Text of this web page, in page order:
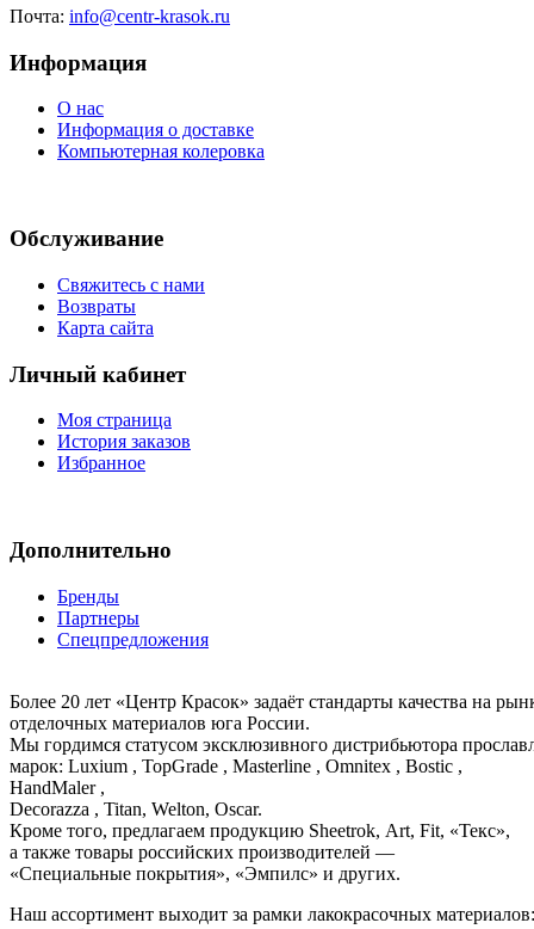
Почта: info@centr-krasok.ru
Информация
О нас
Информация о доставке
Компьютерная колеровка
Обслуживание
Свяжитесь с нами
Возвраты
Карта сайта
Личный кабинет
Моя страница
История заказов
Избранное
Дополнительно
Бренды
Партнеры
Спецпредложения
Более 20 лет «Центр Красок» задаёт стандарты качества на
отделочных материалов юга России.
Мы гордимся статусом эксклюзивного дистрибьютора
марок: Luxium , TopGrade , Masterline , Omnitex , Bostic ,
HandMaler ,
Decorazza , Titan, Welton, Oscar.
Кроме того, предлагаем продукцию Sheetrok, Art, Fit, «Текс»,
а также товары российских производителей —
«Специальные покрытия», «Эмпилс» и других.
Наш ассортимент выходит за рамки лакокрасочных